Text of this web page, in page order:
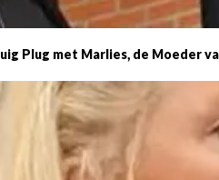
Plug met Marlies, de Moeder